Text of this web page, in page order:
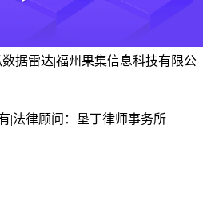
数据雷达|福州果集信息科技有限公
|法律顾问：垦丁律师事务所